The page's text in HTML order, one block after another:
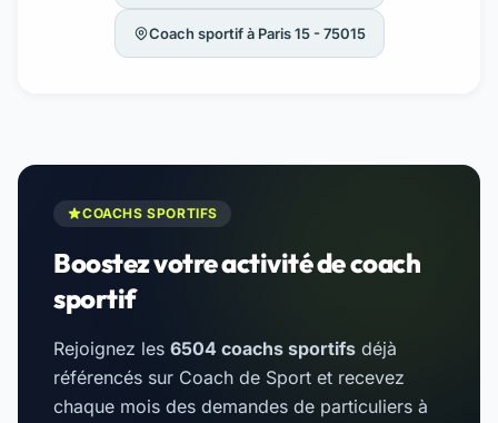
Coach sportif à Paris 15 - 75015
COACHS SPORTIFS
Boostez votre activité de coach
sportif
Rejoignez les 6504 coachs sportifs déjà
référencés sur Coach de Sport et recevez
chaque mois des demandes de particuliers à